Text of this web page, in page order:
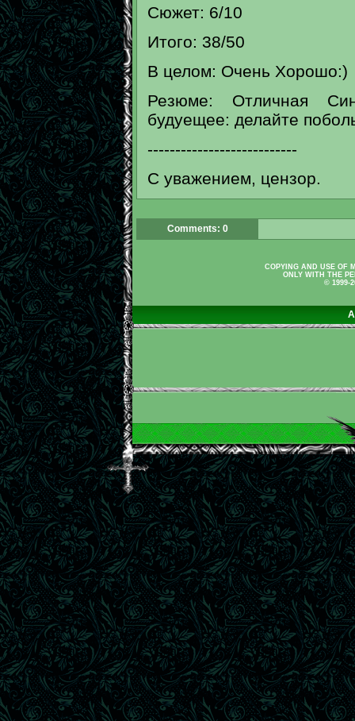
Сюжет: 6/10
Итого: 38/50
В целом: Очень Хорошо:)
Резюме: Отличная
будуещее: делайте
---------------------------
С уважением, цензор.
Comments: 0
COPYING AND USE OF
ONLY WITH THE
© 1999-